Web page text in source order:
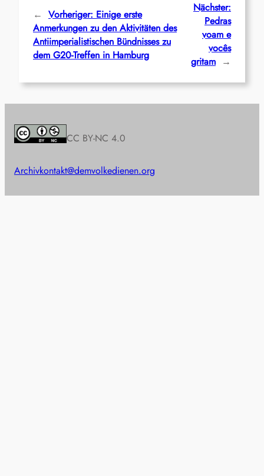
← Vorheriger: Einige erste
Anmerkungen zu den Aktivitäten des
Antiimperialistischen Bündnisses zu
dem G20-Treffen in Hamburg
Nächster:
Pedras
voam e
vocês
gritam →
CC BY-NC 4.0
Archivkontakt@demvolkedienen.org